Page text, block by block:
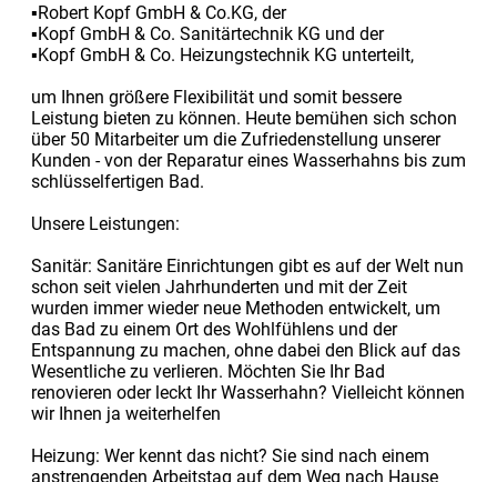
▪Robert Kopf GmbH & Co.KG, der
▪Kopf GmbH & Co. Sanitärtechnik KG und der
▪Kopf GmbH & Co. Heizungstechnik KG unterteilt,
um Ihnen größere Flexibilität und somit bessere
Leistung bieten zu können. Heute bemühen sich schon
über 50 Mitarbeiter um die Zufriedenstellung unserer
Kunden - von der Reparatur eines Wasserhahns bis zum
schlüsselfertigen Bad.
Unsere Leistungen:
Sanitär: Sanitäre Einrichtungen gibt es auf der Welt nun
schon seit vielen Jahrhunderten und mit der Zeit
wurden immer wieder neue Methoden entwickelt, um
das Bad zu einem Ort des Wohlfühlens und der
Entspannung zu machen, ohne dabei den Blick auf das
Wesentliche zu verlieren. Möchten Sie Ihr Bad
renovieren oder leckt Ihr Wasserhahn? Vielleicht können
wir Ihnen ja weiterhelfen
Heizung: Wer kennt das nicht? Sie sind nach einem
anstrengenden Arbeitstag auf dem Weg nach Hause